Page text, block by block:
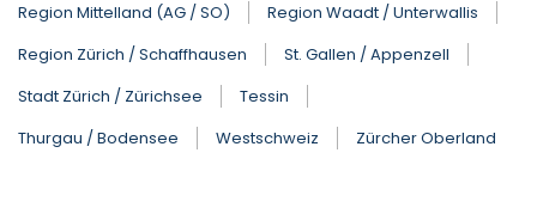
Region Mittelland (AG / SO)
Region Waadt / Unterwallis
Region Zürich / Schaffhausen
St. Gallen / Appenzell
Stadt Zürich / Zürichsee
Tessin
Thurgau / Bodensee
Westschweiz Zürcher Oberland